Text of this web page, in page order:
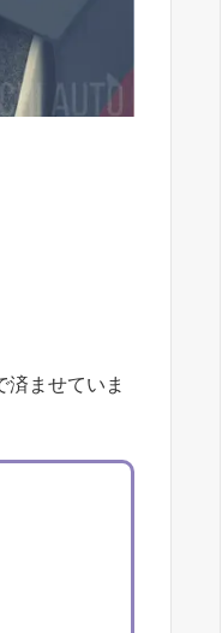
ませていま